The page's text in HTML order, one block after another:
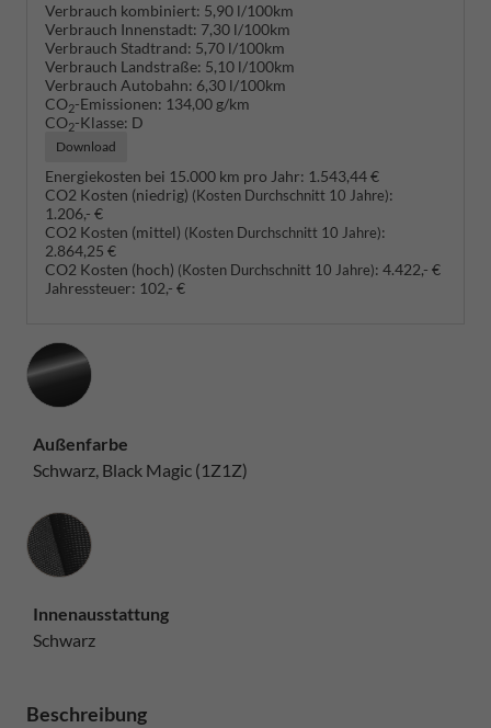
Verbrauch kombiniert: 5,90 l/100km
Verbrauch Innenstadt: 7,30 l/100km
Verbrauch Stadtrand: 5,70 l/100km
Verbrauch Landstraße: 5,10 l/100km
Verbrauch Autobahn: 6,30 l/100km
CO2-Emissionen: 134,00 g/km
CO2-Klasse: D
Download
Energiekosten bei 15.000 km pro Jahr: 1.543,44 €
CO2 Kosten (niedrig) (Kosten Durchschnitt 10 Jahre):
1.206,- €
CO2 Kosten (mittel) (Kosten Durchschnitt 10 Jahre):
2.864,25 €
CO2 Kosten (hoch) (Kosten Durchschnitt 10 Jahre): 4.422,- €
Jahressteuer: 102,- €
Außenfarbe
Schwarz, Black Magic (1Z1Z)
Innenausstattung
Innenausstattung
Schwarz
Beschreibung